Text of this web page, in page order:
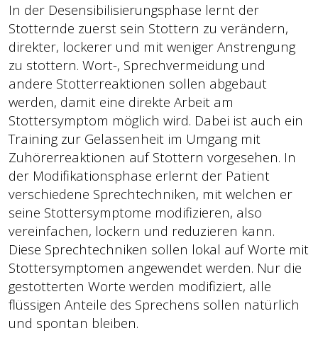
In der Desensibilisierungsphase lernt der
Stotternde zuerst sein Stottern zu verändern,
direkter, lockerer und mit weniger Anstrengung
zu stottern. Wort-, Sprechvermeidung und
andere Stotterreaktionen sollen abgebaut
werden, damit eine direkte Arbeit am
Stottersymptom möglich wird. Dabei ist auch ein
Training zur Gelassenheit im Umgang mit
Zuhörerreaktionen auf Stottern vorgesehen. In
der Modifikationsphase erlernt der Patient
verschiedene Sprechtechniken, mit welchen er
seine Stottersymptome modifizieren, also
vereinfachen, lockern und reduzieren kann.
Diese Sprechtechniken sollen lokal auf Worte mit
Stottersymptomen angewendet werden. Nur die
gestotterten Worte werden modifiziert, alle
flüssigen Anteile des Sprechens sollen natürlich
und spontan bleiben.